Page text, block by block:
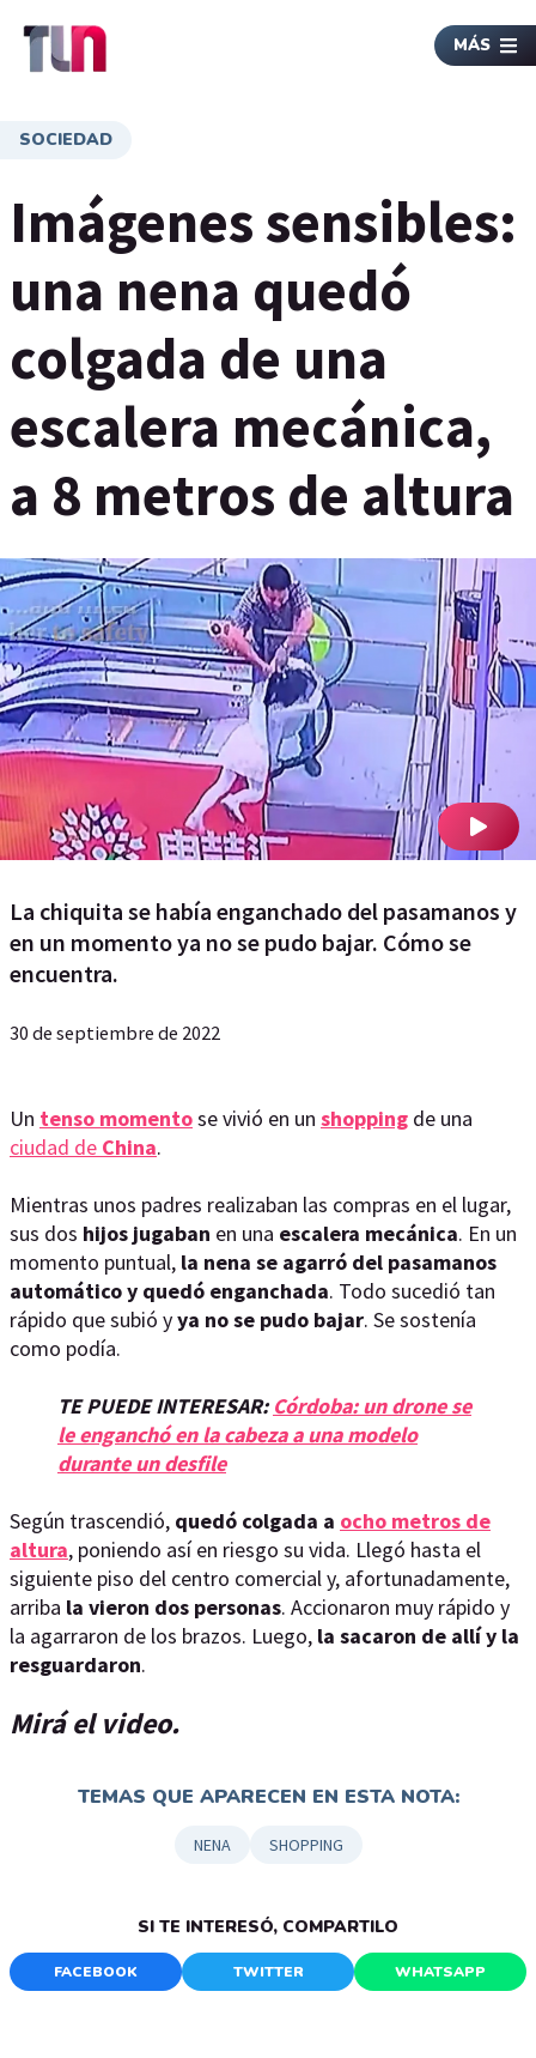
MÁS
SOCIEDAD
Imágenes sensibles:
una nena quedó
colgada de una
escalera mecánica,
a 8 metros de altura
La chiquita se había enganchado del pasamanos y
en un momento ya no se pudo bajar. Cómo se
encuentra.
30 de septiembre de 2022
Un tenso momentose vivió en un shopping de una
ciudad de China.
Mientras unos padres realizaban las compras en el lugar,
sus dos hijos jugaban en una escalera mecánica. En un
momento puntual, la nena se agarró del pasamanos
automático y quedó enganchada. Todo sucedió tan
rápido que subió yya no se pudo bajar. Se sostenía
como podía.
TE PUEDE INTERESAR:Córdoba: un drone se
le enganchó en la cabeza a una modelo
durante un desfile
Según trascendió, quedó colgada a ocho metros de
altura, poniendo así en riesgo su vida. Llegó hasta el
siguiente piso del centro comercial y, afortunadamente,
arriba la vieron dos personas. Accionaron muy rápido y
la agarraron de los brazos. Luego, la sacaron de allí y la
resguardaron.
Mirá el video.
TEMAS QUE APARECEN EN ESTA NOTA:
NENA SHOPPING
SI TE INTERESÓ, COMPARTILO
FACEBOOK TWITTER WHATSAPP